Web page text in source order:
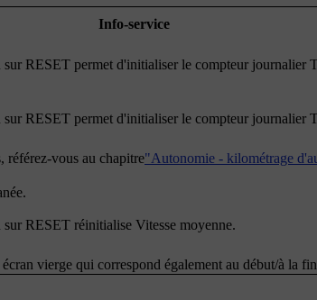
Info-service
sur RESET permet d'initialiser le compteur journalier
sur RESET permet d'initialiser le compteur journalier
référez-vous au chapitre"Autonomie - kilométrage
sur RESET réinitialise Vitesse moyenne.
vierge qui correspond également au début/à la